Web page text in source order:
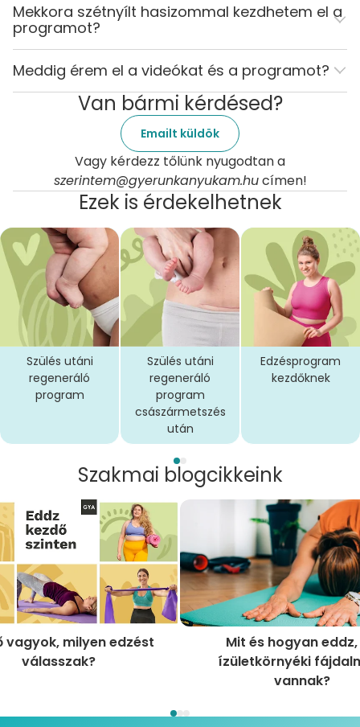
Mekkora szétnyílt hasizommal kezdhetem el a
programot?
Meddig érem el a videókat és a programot?
Van bármi kérdésed?
Emailt küldök
Vagy kérdezz tőlünk nyugodtan a
szerintem@gyerunkanyukam.hucímen!
Ezek is érdekelhetnek
Szülés utáni
regeneráló
program
Szülés utáni
regeneráló
program
császármetszés
után
Edzésprogram
kezdőknek
Szakmai blogcikkeink
vagyok, milyen edzést
válasszak?
Mit és hogyan
ízületkörnyéki
vannak?